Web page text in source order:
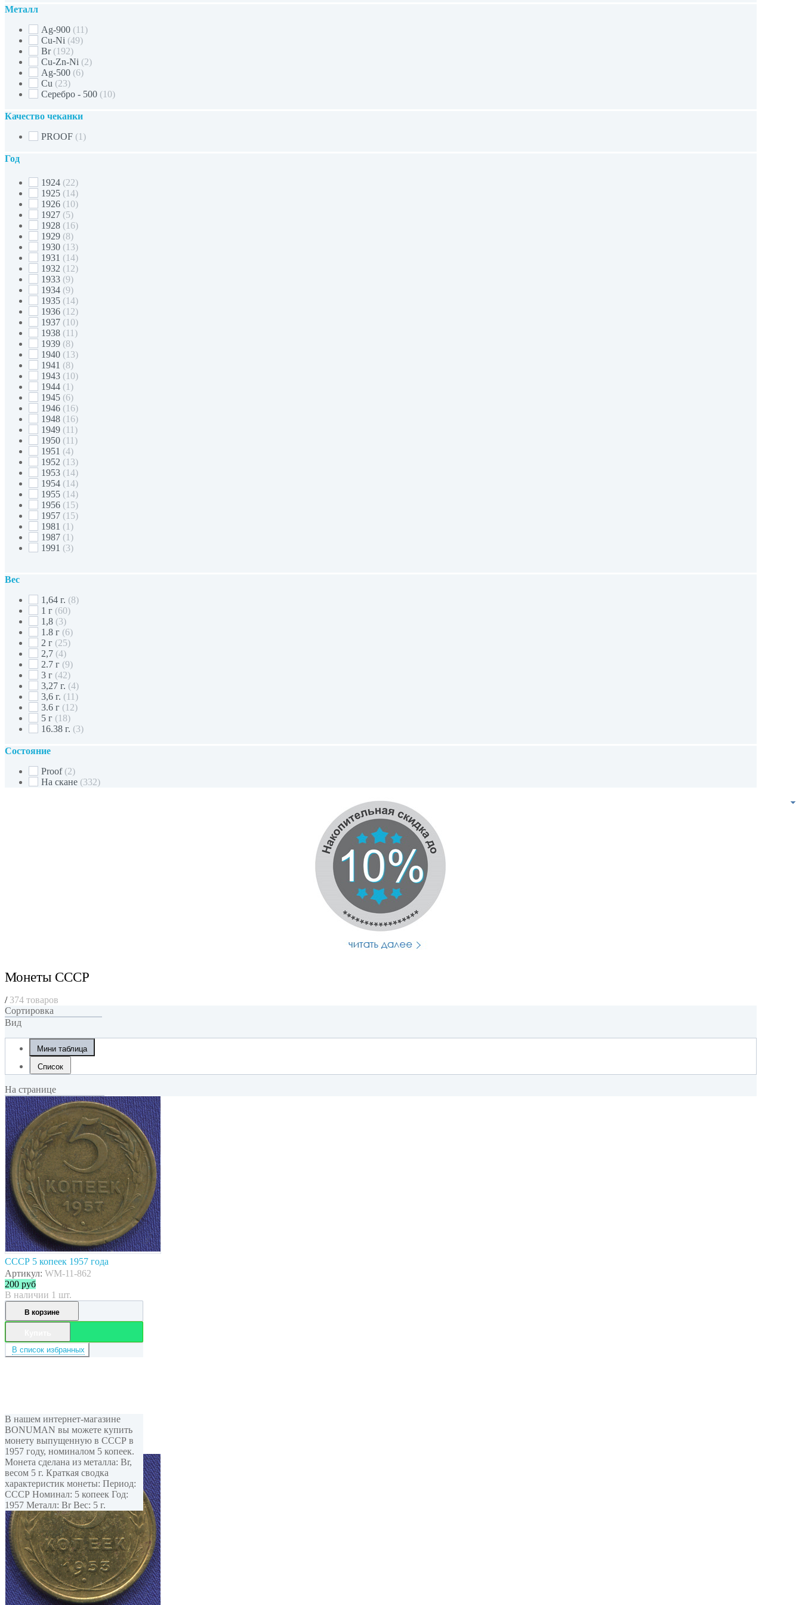
Металл
Ag-900 (11)
Cu-Ni (49)
Br (192)
Cu-Zn-Ni (2)
Ag-500 (6)
Cu (23)
Серебро - 500 (10)
Качество чеканки
PROOF (1)
Год
1924 (22)
1925 (14)
1926 (10)
1927 (5)
1928 (16)
1929 (8)
1930 (13)
1931 (14)
1932 (12)
1933 (9)
1934 (9)
1935 (14)
1936 (12)
1937 (10)
1938 (11)
1939 (8)
1940 (13)
1941 (8)
1943 (10)
1944 (1)
1945 (6)
1946 (16)
1948 (16)
1949 (11)
1950 (11)
1951 (4)
1952 (13)
1953 (14)
1954 (14)
1955 (14)
1956 (15)
1957 (15)
1981 (1)
1987 (1)
1991 (3)
Вес
1,64 г. (8)
1 г (60)
1,8 (3)
1.8 г (6)
2 г (25)
2,7 (4)
2.7 г (9)
3 г (42)
3,27 г. (4)
3,6 г. (11)
3.6 г (12)
5 г (18)
16.38 г. (3)
Состояние
Proof (2)
На скане (332)
Монеты СССР
/ 374 товаров
Сортировка
Вид
Мини таблица
Список
На странице
СССР 5 копеек 1957 года
Артикул: WM-11-862
200 руб
В наличии 1 шт.
В корзине
В список избранных
В нашем интернет-магазине
BONUMAN вы можете купить
монету выпущенную в СССР в
1957 году, номиналом 5 копеек.
Монета сделана из металла: Br,
весом 5 г. Краткая сводка
характеристик монеты: Период:
СССР Номинал: 5 копеек Год:
1957 Металл: Br Вес: 5 г.